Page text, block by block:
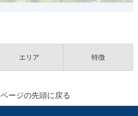
エリア 特徴
ページの先頭に戻る